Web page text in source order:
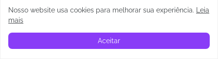
Blog do Britinho
EDITAL DE CONVOCAÇÃO: O SINDESERP convoca Assembleia
Nosso website usa cookies para melhorar sua experiência.
Leia
mais
Aceitar